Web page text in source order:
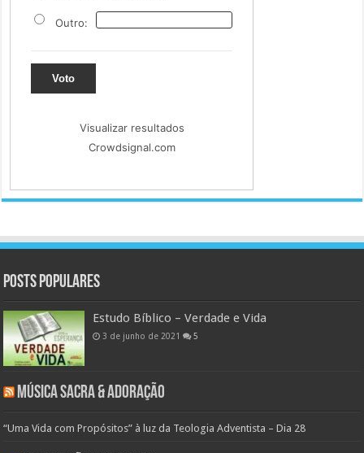
Outro:
Voto
Visualizar resultados
Crowdsignal.com
Posts populares
Estudo Bíblico – Verdade e Vida
3 de junho de 2021 5
Música Sacra & Adoração
“Uma Vida com Propósitos” à luz da Teologia Adventista – Dia 28